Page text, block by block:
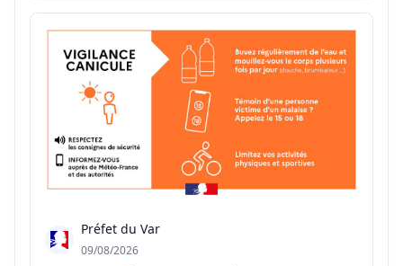
air pendant les épisodes orageux. ✅ Mettez à
l'abri les objets sensibles au vent. ✅ Ne vous
abritez pas sous le...
Préfet du Var
09/08/2026